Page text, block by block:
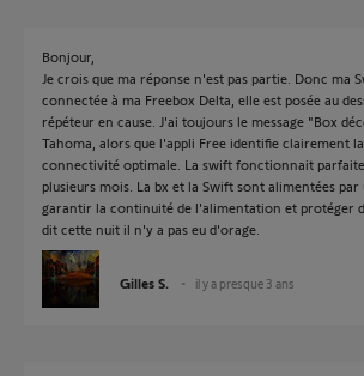
Bonjour,
Je crois que ma réponse n'est pas partie. Donc ma
connectée à ma Freebox Delta, elle est posée au
répéteur en cause. J'ai toujours le message "Box
Tahoma, alors que l'appli Free identifie clairement
connectivité optimale. La swift fonctionnait
plusieurs mois. La bx et la Swift sont alimentées
garantir la continuité de l'alimentation et protéger
dit cette nuit il n'y a pas eu d'orage.
Gilles S. il y a presque 3 ans